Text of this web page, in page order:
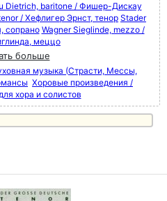
Dietrich, baritone / Фишер-Дискау
/ Хефлигер Эрнст, тенор Stader
сопрано Wagner Sieglinde, mezzo /
меццо
больше
музыка (Страсти, Мессы,
Хоровые произведения /
хора и солистов